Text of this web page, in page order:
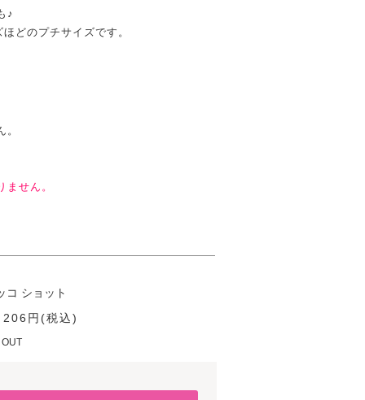
♪
どのプチサイズです。
せん。
コ ショット
206円(税込)